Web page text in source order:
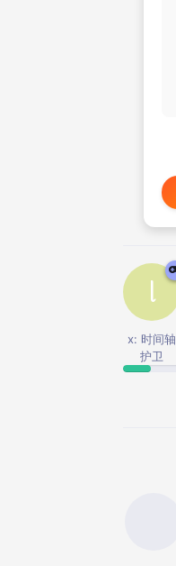
l
x: 时间轴
护卫